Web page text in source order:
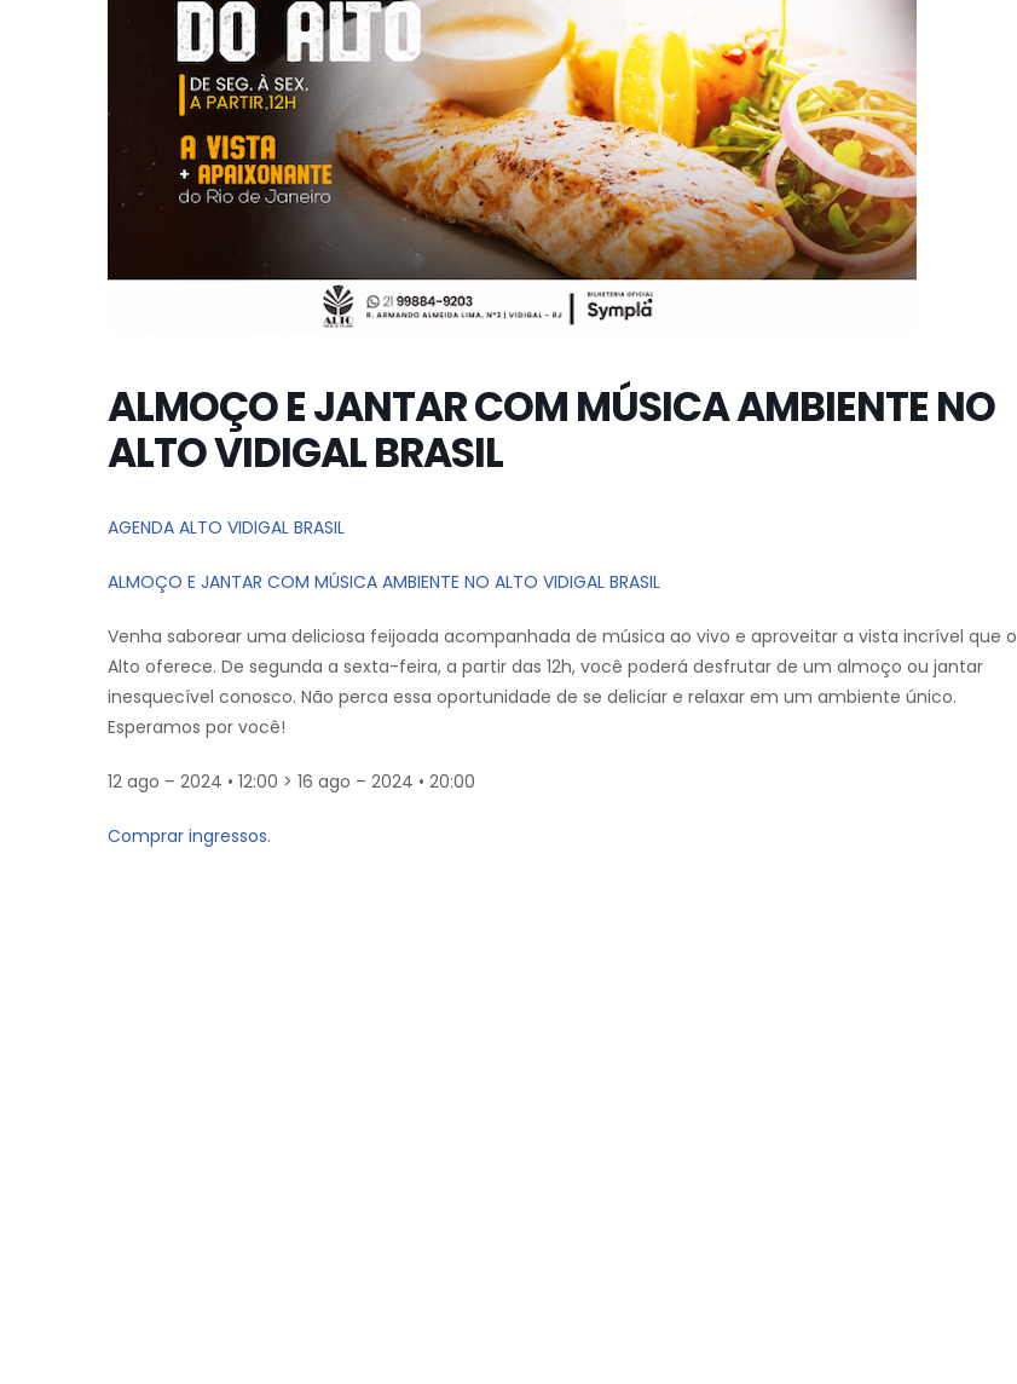
ALMOÇO E JANTAR COM MÚSICA AMBIENTE NO
ALTO VIDIGAL BRASIL
AGENDA ALTO VIDIGAL BRASIL
ALMOÇO E JANTAR COM MÚSICA AMBIENTE NO ALTO VIDIGAL BRASIL
Venha saborear uma deliciosa feijoada acompanhada de música ao vivo e aproveitar a vista incrível que o
Alto oferece. De segunda a sexta-feira, a partir das 12h, você poderá desfrutar de um almoço ou jantar
inesquecível conosco. Não perca essa oportunidade de se deliciar e relaxar em um ambiente único.
Esperamos por você!
12 ago – 2024 • 12:00 > 16 ago – 2024 • 20:00
Comprar ingressos.